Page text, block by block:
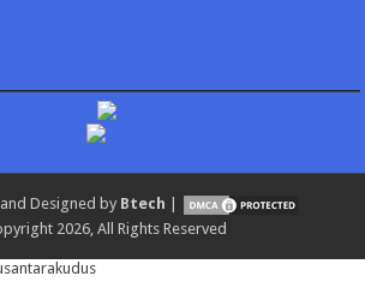
Designed by Btech
2026, All Rights Reserved